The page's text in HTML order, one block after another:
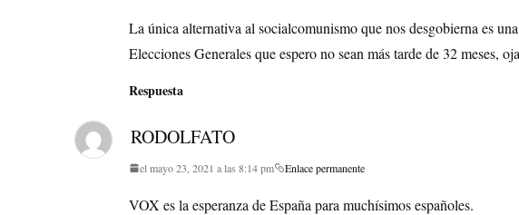
La única alternativa al socialcomunismo que nos desgobierna es
Elecciones Generales que espero no sean más tarde de 32 meses,
Respuesta
RODOLFATO
el mayo 23, 2021 a las 8:14 pm Enlace permanente
VOX es la esperanza de España para muchísimos españoles.